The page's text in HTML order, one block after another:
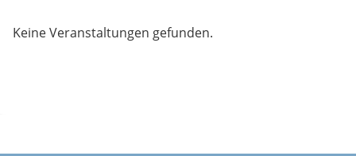
Keine Veranstaltungen gefunden.